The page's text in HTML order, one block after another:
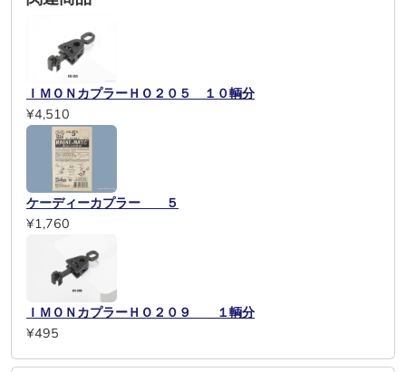
ＩＭＯＮカプラーＨＯ２０５ １０輌分
¥4,510
ケーディーカプラー ５
¥1,760
ＩＭＯＮカプラーＨＯ２０９ １輌分
¥495